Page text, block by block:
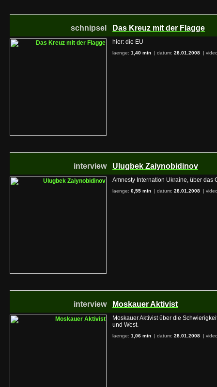
schnipsel Das Kreuz mit der Flagge
hier: die EU
laenge: 1,40 min | datum: 28.01.2008 |
interview Ulugbek Zaiynobidinov
Amnesty Internation Ukraine, über das
laenge: 0,55 min | datum: 28.01.2008 |
interview Moskauer Aktivist
Moskauer Aktivist über die
und West.
laenge: 1,06 min | datum: 28.01.2008 |